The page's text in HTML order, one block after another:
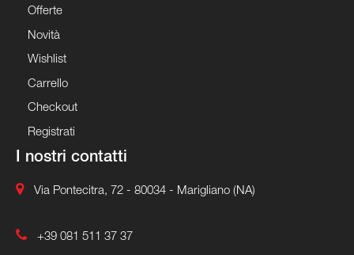
Offerte
Novità
Wishlist
Carrello
Checkout
Registrati
I nostri contatti
Via Pontecitra, 72 - 80034 - Marigliano (NA)
+39 081 511 37 37